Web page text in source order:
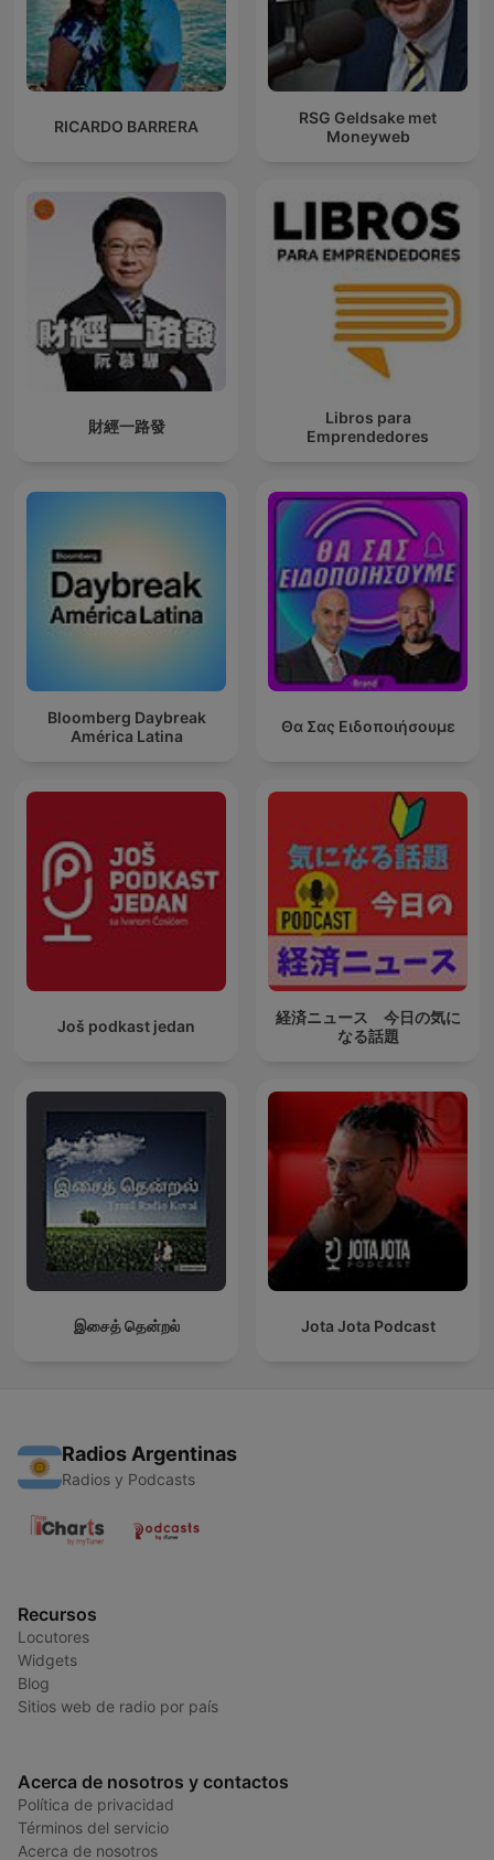
RICARDO BARRERA
RSG Geldsake met
Moneyweb
財經一路發
Libros para
Emprendedores
Bloomberg Daybreak
América Latina
Θα Σας Ειδοποιήσουμε
Još podkast jedan
経済ニュース 今日の気に
なる話題
இசைத் தென்றல் Jota Jota Podcast
Radios Argentinas
Radios y Podcasts
Recursos
Locutores
Widgets
Blog
Sitios web de radio por país
Acerca de nosotros y contactos
Política de privacidad
Términos del servicio
Acerca de nosotros